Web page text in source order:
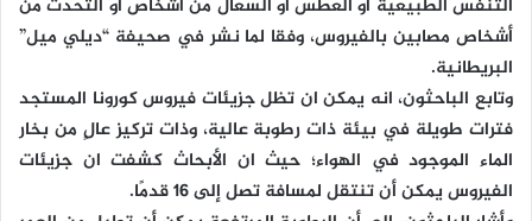
التنفس الطبيعية أو العطس أو السعال من اشخاص او التحدث من
أشخاص مصابين بالفيروس، وفقا لما نشر في صحيفة “ديلي ميل”
البريطانية.
وتابع الباحثون، انه يمكن ان تظل جزيئات فيروس كورونا المستجد
فترات طويلة في بيئة ذات رطوبة عالية، وذات تركيز عالٍ من بخار
الماء الموجود في الهواء؛ حيث ان الأبحاث كشفت ان جزيئات
الفيروس يمكن أن تنتقل لمسافة تصل إلى 16 قدمًا.